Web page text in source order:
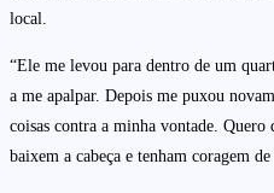
local.
“Ele me levou para dentro de um
a me apalpar. Depois me puxou
coisas contra a minha vontade. Quero
baixem a cabeça e tenham coragem